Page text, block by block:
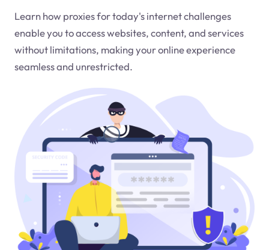
Learn how proxies for today's internet challenges
enable you to access websites, content, and services
without limitations, making your online experience
seamless and unrestricted.